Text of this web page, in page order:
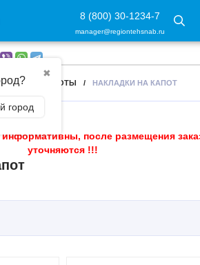
8 (800) 30-1234-7
manager@regiontehsnab.ru
✖
город
КАПОТЫ / НАКЛАДКИ НА КАПОТ
после размещения
уточняются !!!